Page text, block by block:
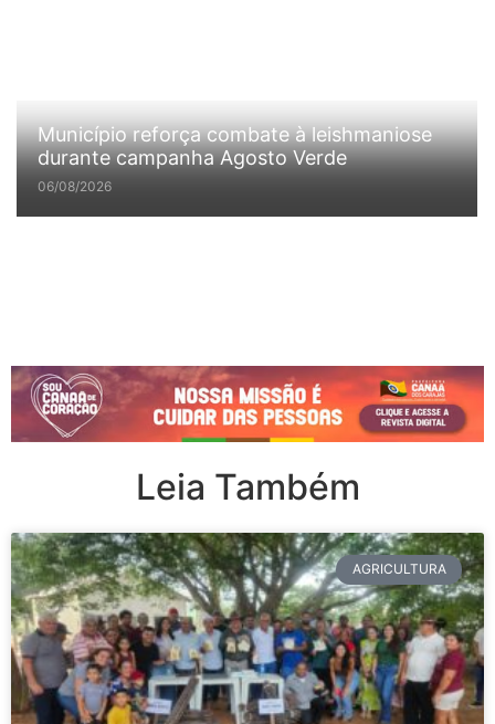
Município reforça combate à leishmaniose
durante campanha Agosto Verde
06/08/2026
Leia Também
AGRICULTURA